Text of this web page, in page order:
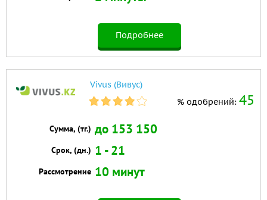
Подробнее
Vivus (Вивус)
% одобрений: 45
Сумма, (тг.) до 153 150
Срок, (дн.) 1 - 21
Рассмотрение 10 минут